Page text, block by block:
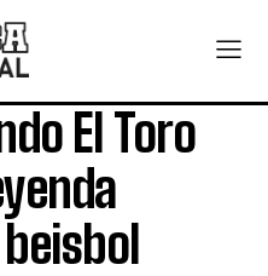
El Toro